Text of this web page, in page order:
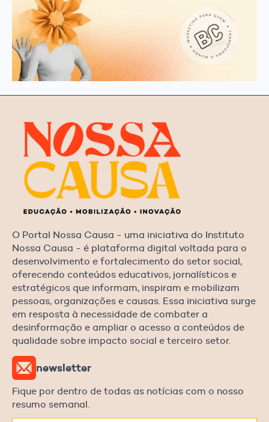
O Portal Nossa Causa - uma iniciativa do Instituto
Nossa Causa - é plataforma digital voltada para o
desenvolvimento e fortalecimento do setor social,
oferecendo conteúdos educativos, jornalísticos e
estratégicos que informam, inspiram e mobilizam
pessoas, organizações e causas. Essa iniciativa surge
em resposta à necessidade de combater a
desinformação e ampliar o acesso a conteúdos de
qualidade sobre impacto social e terceiro setor.
newsletter
Fique por dentro de todas as notícias com o nosso
resumo semanal.